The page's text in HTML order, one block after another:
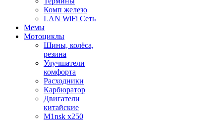
Комп железо
LAN WiFi Сеть
Мемы
Мотоциклы
Шины, колёса,
резина
Улучшатели
комфорта
Расходники
Карбюратор
Двигатели
китайские
M1nsk x250